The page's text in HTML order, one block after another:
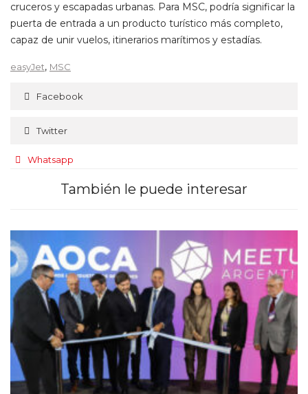
cruceros y escapadas urbanas. Para MSC, podría significar la
puerta de entrada a un producto turístico más completo,
capaz de unir vuelos, itinerarios marítimos y estadías.
easyJet, MSC
Facebook
Twitter
Whatsapp
También le puede interesar